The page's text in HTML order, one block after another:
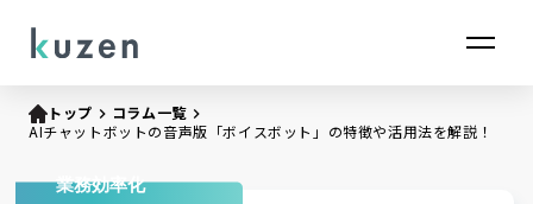
トップ keyboard_arrow_right コラム一覧keyboard_arrow_right
AIチャットボットの音声版「ボイスボット」の特徴や活用法を解説！
業務効率化